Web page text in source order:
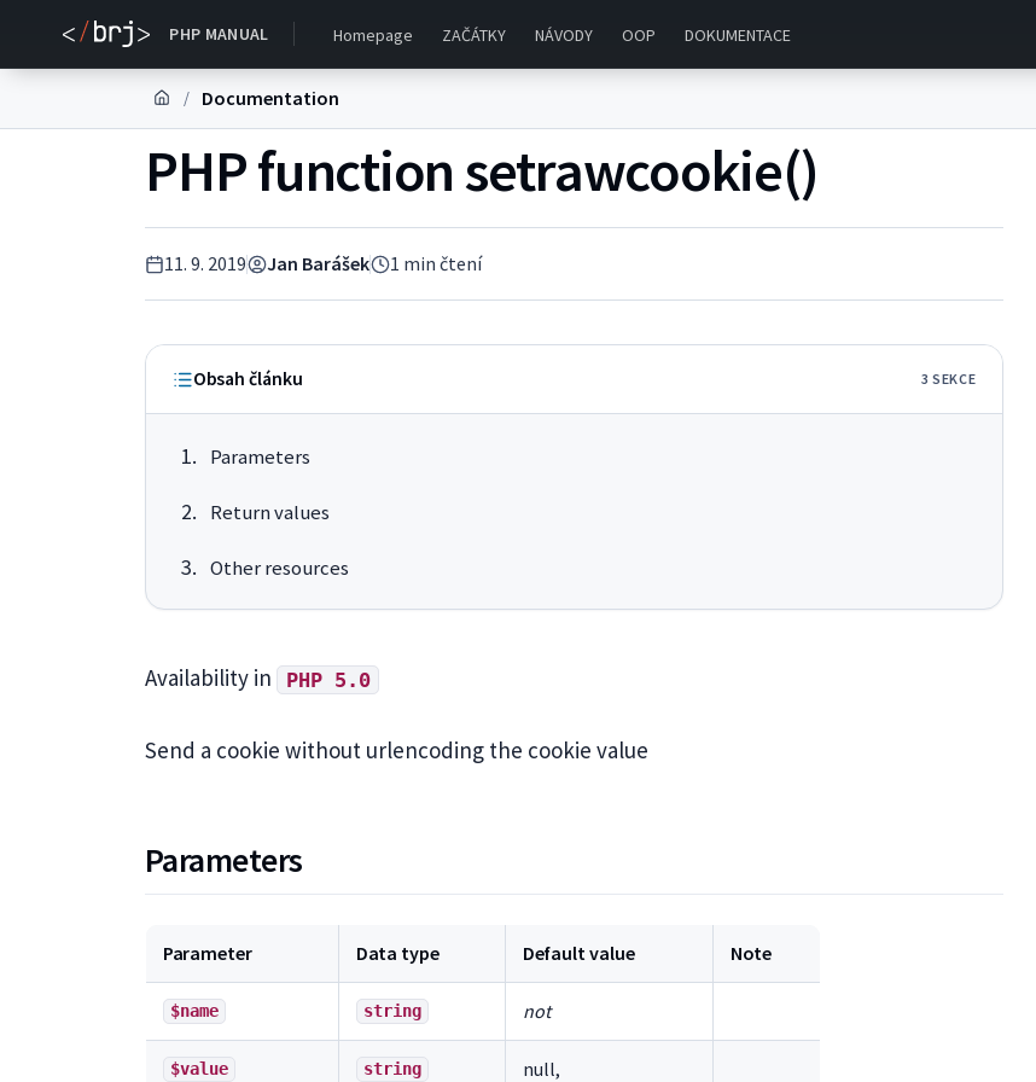
PHP MANUAL Homepage ZAČÁTKY NÁVODY OOP DOKUMENTACE
/ Documentation
PHP function setrawcookie()
11. 9. 2019 Jan Barášek 1 min čtení
Obsah článku 3 SEKCE
Parameters
Return values
Other resources
Availability in PHP 5.0
Send a cookie without urlencoding the cookie value
Parameters
Parameter Data type Default value Note
$name string not
$value string null,